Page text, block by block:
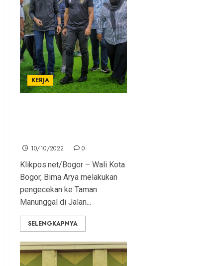
KERJA
10/10/2022 0
Klikpos.net/Bogor – Wali Kota
Bogor, Bima Arya melakukan
pengecekan ke Taman
Manunggal di Jalan...
SELENGKAPNYA